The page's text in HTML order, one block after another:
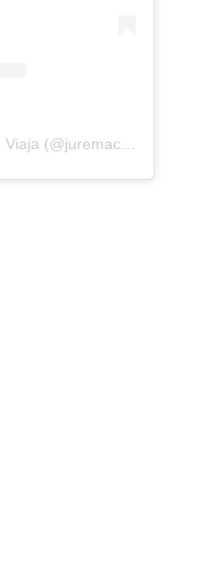
A post shared by Advogada que Viaja (@juremacintra)